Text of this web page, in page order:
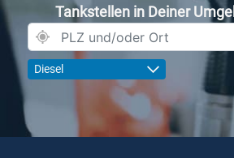
Tankstellen in Deiner
Diesel